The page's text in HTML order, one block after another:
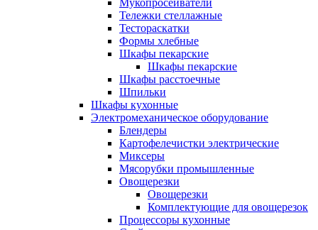
Мукопросеиватели
Тележки стеллажные
Тестораскатки
Формы хлебные
Шкафы пекарские
Шкафы пекарские
Шкафы расстоечные
Шпильки
Шкафы кухонные
Электромеханическое оборудование
Блендеры
Картофелечистки электрические
Миксеры
Мясорубки промышленные
Овощерезки
Овощерезки
Комплектующие для овощерезок
Процессоры кухонные